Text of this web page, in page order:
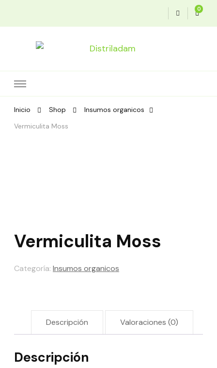
0
Inicio Shop
Insumos organicos
Vermiculita Moss
Vermiculita Moss
Categoría: Insumos organicos
Descripción Valoraciones (0)
Descripción